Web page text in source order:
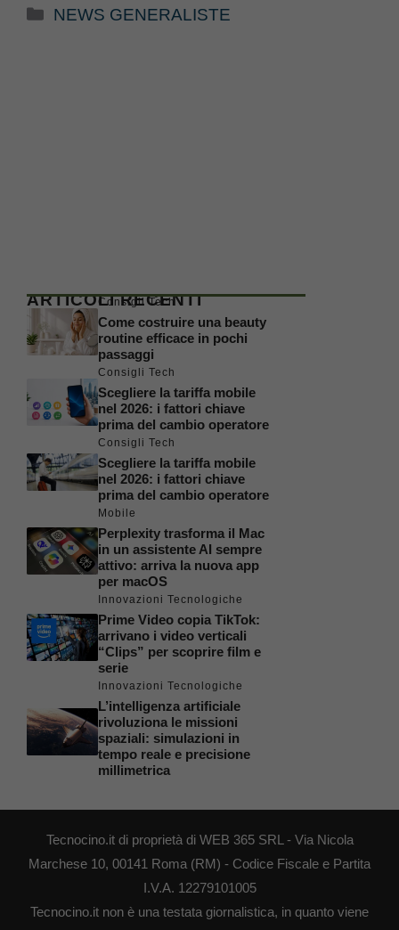
Categorie
NEWS GENERALISTE
ARTICOLI RECENTI
Consigli Tech
Come costruire una beauty
routine efficace in pochi
passaggi
Consigli Tech
Scegliere la tariffa mobile
nel 2026: i fattori chiave
prima del cambio operatore
Consigli Tech
Scegliere la tariffa mobile
nel 2026: i fattori chiave
prima del cambio operatore
Mobile
Perplexity trasforma il Mac
in un assistente AI sempre
attivo: arriva la nuova app
per macOS
Innovazioni Tecnologiche
Prime Video copia TikTok:
arrivano i video verticali
“Clips” per scoprire film e
serie
Innovazioni Tecnologiche
L’intelligenza artificiale
rivoluziona le missioni
spaziali: simulazioni in
tempo reale e precisione
millimetrica
Tecnocino.it di proprietà di WEB 365 SRL - Via Nicola
Marchese 10, 00141 Roma (RM) - Codice Fiscale e Partita
I.V.A. 12279101005
Tecnocino.it non è una testata giornalistica, in quanto viene